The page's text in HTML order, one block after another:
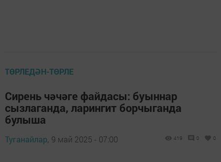
ТӨРЛЕДӘН-ТӨРЛЕ
Сирень чәчәге файдасы: буыннар
сызлаганда, ларингит борчыганда
булыша
Туганайлар, 9 май 2025 - 07:00 419 0 0